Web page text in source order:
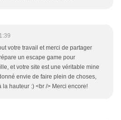
votre travail et merci de partager
un escape game pour
et votre site est une véritable mine
envie de faire plein de choses,
la hauteur :) <br /> Merci encore!